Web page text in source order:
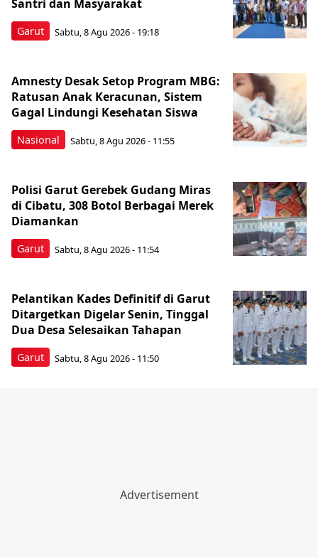
Garut
Santri dan Masyarakat
Sabtu, 8 Agu 2026 - 19:18
Nasional
Amnesty Desak Setop Program MBG:
Ratusan Anak Keracunan, Sistem
Gagal Lindungi Kesehatan Siswa
Sabtu, 8 Agu 2026 - 11:55
Garut
Polisi Garut Gerebek Gudang Miras
di Cibatu, 308 Botol Berbagai Merek
Diamankan
Sabtu, 8 Agu 2026 - 11:54
Garut
Pelantikan Kades Definitif di Garut
Ditargetkan Digelar Senin, Tinggal
Dua Desa Selesaikan Tahapan
Sabtu, 8 Agu 2026 - 11:50